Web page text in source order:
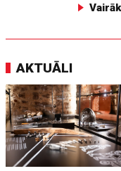
Vairāk
AKTUĀLI